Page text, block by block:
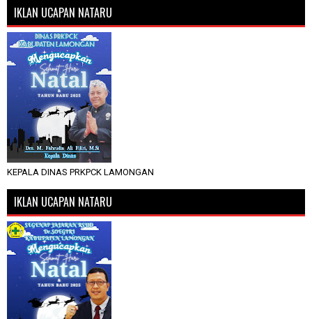
IKLAN UCAPAN NATARU
KEPALA DINAS PRKPCK LAMONGAN
IKLAN UCAPAN NATARU